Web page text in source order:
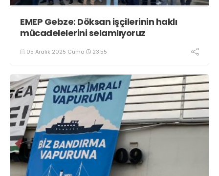
EMEP Gebze: Döksan işçilerinin haklı
mücadelelerini selamlıyoruz
05 Aralık 2025 Cuma 23:55